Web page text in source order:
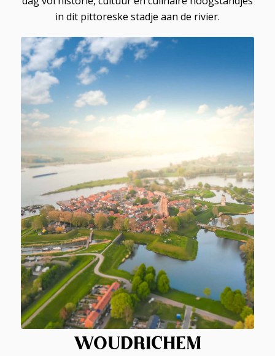
in dit pittoreske stadje aan de rivier.
WOUDRICHEM